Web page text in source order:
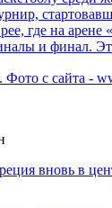
где на арене
и финал.
вновь в